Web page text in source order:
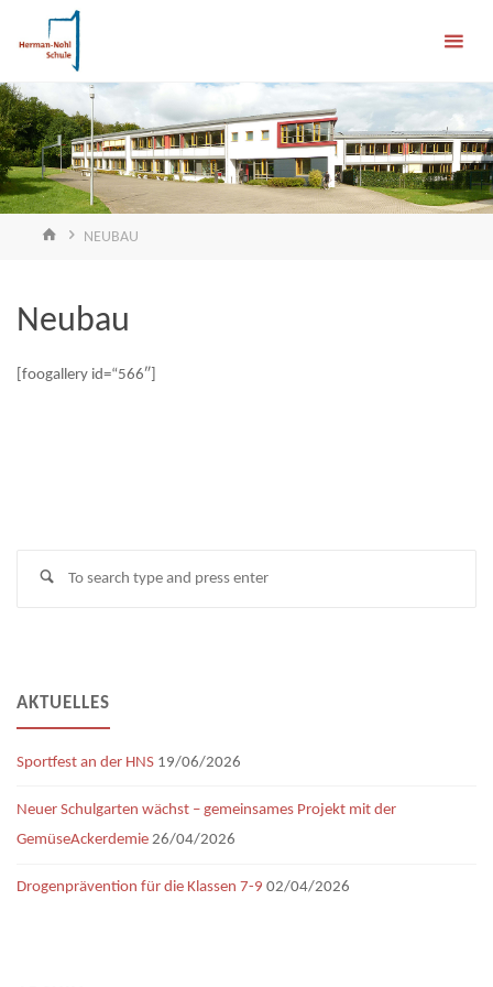
Nohl-
Schule
FÖRDERSCHULE
EMOTIONALE &
SOZIALE
ENTWICKLUNG
HOMENEUBAU
Neubau
[foogallery id=“566″]
Search
AKTUELLES
Sportfest an der HNS 19/06/2026
Neuer Schulgarten wächst – gemeinsames Projekt mit der
GemüseAckerdemie 26/04/2026
Drogenprävention für die Klassen 7-9 02/04/2026